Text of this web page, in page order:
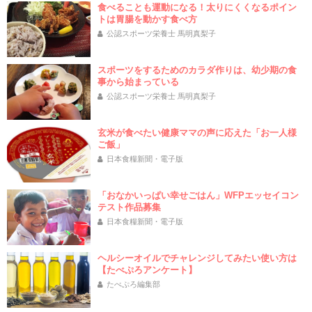
食べることも運動になる！太りにくくなるポイン
トは胃腸を動かす食べ方
公認スポーツ栄養士 馬明真梨子
スポーツをするためのカラダ作りは、幼少期の食
事から始まっている
公認スポーツ栄養士 馬明真梨子
玄米が食べたい健康ママの声に応えた「お一人様
ご飯」
日本食糧新聞・電子版
「おなかいっぱい幸せごはん」WFPエッセイコン
テスト作品募集
日本食糧新聞・電子版
ヘルシーオイルでチャレンジしてみたい使い方は
【たべぷろアンケート】
たべぷろ編集部